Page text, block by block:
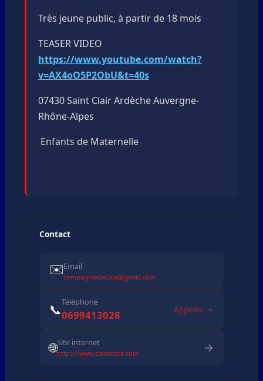
Très jeune public, à partir de 18 mois
TEASER VIDEO
https://www.youtube.com/watch?
v=AX4oO5P2ObU&t=40s
07430 Saint Clair Ardèche Auvergne-
Rhône-Alpes
Enfants de Maternelle
Contact
✉️Email
compagniedacote@gmail.com
📞Téléphone
0699413028 Appeler →
🌐Site internet
https://www.ciedacote.com →